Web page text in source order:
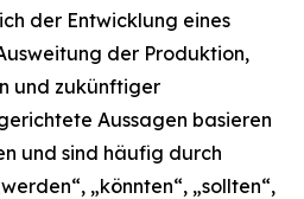
der Entwicklung eines
der Produktion,
und zukünftiger
Aussagen basieren
und sind häufig durch
„könnten“, „sollten“,